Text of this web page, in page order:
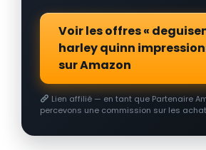
Voir les offres «
harley quinn
sur Amazon
Lien affilié — en tant que Partenaire
percevons une commission sur les